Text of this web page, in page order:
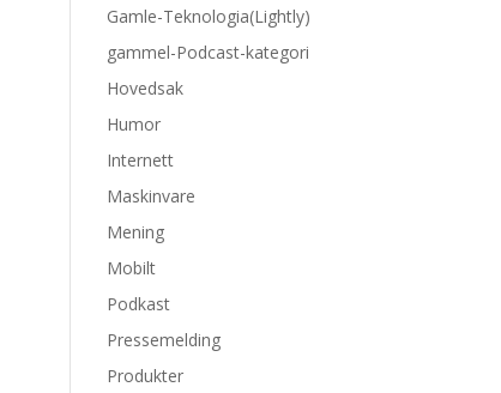
Gamle-Teknologia(Lightly)
gammel-Podcast-kategori
Hovedsak
Humor
Internett
Maskinvare
Mening
Mobilt
Podkast
Pressemelding
Produkter